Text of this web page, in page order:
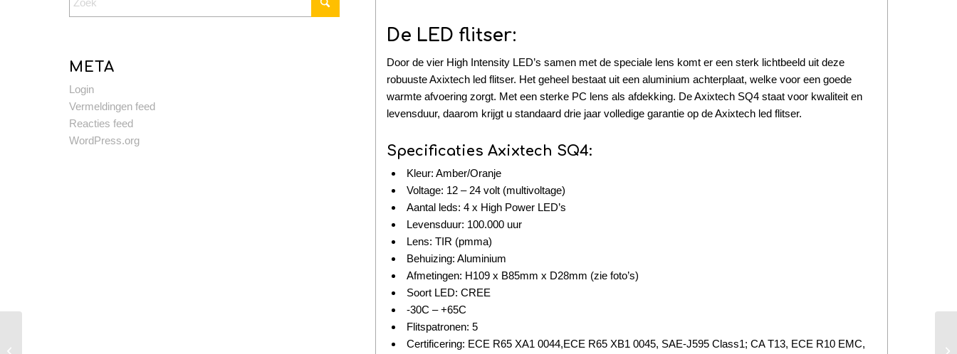
META
Login
Vermeldingen feed
Reacties feed
WordPress.org
De LED flitser:
Door de vier High Intensity LED’s samen met de speciale lens komt er een sterk lichtbeeld uit deze
robuuste Axixtech led flitser. Het geheel bestaat uit een aluminium achterplaat, welke voor een goede
warmte afvoering zorgt. Met een sterke PC lens als afdekking. De Axixtech SQ4 staat voor kwaliteit en
levensduur, daarom krijgt u standaard drie jaar volledige garantie op de Axixtech led flitser.
Specificaties Axixtech SQ4:
Kleur: Amber/Oranje
Voltage: 12 – 24 volt (multivoltage)
Aantal leds: 4 x High Power LED’s
Levensduur: 100.000 uur
Lens: TIR (pmma)
Behuizing: Aluminium
Afmetingen: H109 x B85mm x D28mm (zie foto’s)
Soort LED: CREE
-30C – +65C
Flitspatronen: 5
Certificering: ECE R65 XA1 0044,ECE R65 XB1 0045, SAE-J595 Class1; CA T13, ECE R10 EMC,